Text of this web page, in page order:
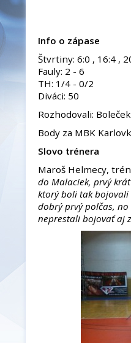
Info o zápase
Štvrtiny: 6:0 , 16:4 ,
Fauly: 2 - 6
TH: 1/4 - 0/2
Diváci: 50
Rozhodovali:
Body za MBK
Slovo trénera
Maroš Helmecy,
do Malaciek, prvý
ktorý boli tak bojovali
dobrý prvý polčas,
neprestali bojovať aj